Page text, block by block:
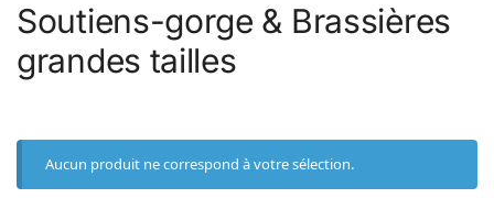
Soutiens-gorge & Brassières
grandes tailles
Aucun produit ne correspond à votre sélection.